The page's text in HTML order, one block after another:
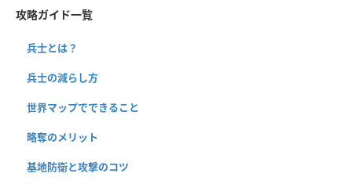
攻略ガイド一覧
兵士とは？
兵士の減らし方
世界マップでできること
略奪のメリット
基地防衛と攻撃のコツ